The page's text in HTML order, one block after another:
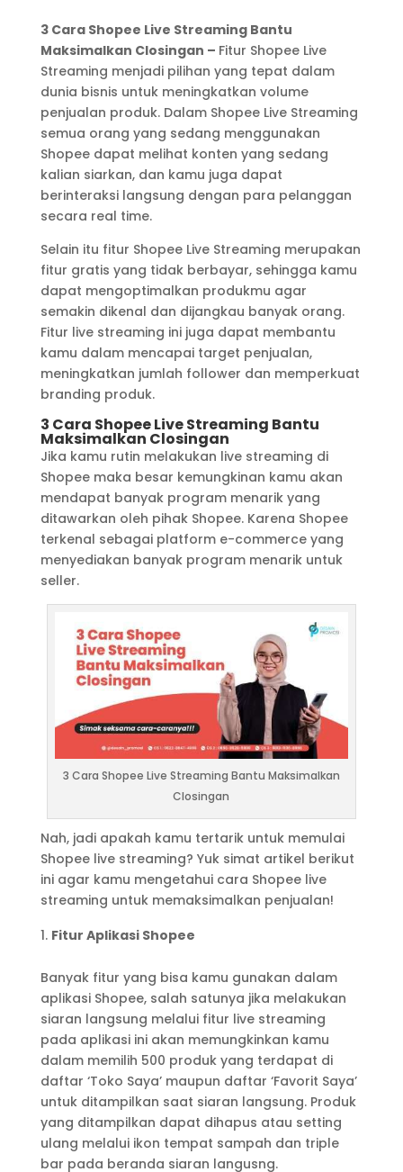
3 Cara Shopee Live Streaming Bantu
Maksimalkan Closingan – Fitur Shopee Live
Streaming menjadi pilihan yang tepat dalam
dunia bisnis untuk meningkatkan volume
penjualan produk. Dalam Shopee Live Streaming
semua orang yang sedang menggunakan
Shopee dapat melihat konten yang sedang
kalian siarkan, dan kamu juga dapat
berinteraksi langsung dengan para pelanggan
secara real time.
Selain itu fitur Shopee Live Streaming merupakan
fitur gratis yang tidak berbayar, sehingga kamu
dapat mengoptimalkan produkmu agar
semakin dikenal dan dijangkau banyak orang.
Fitur live streaming ini juga dapat membantu
kamu dalam mencapai target penjualan,
meningkatkan jumlah follower dan memperkuat
branding produk.
3 Cara Shopee Live Streaming Bantu
Maksimalkan Closingan
Jika kamu rutin melakukan live streaming di
Shopee maka besar kemungkinan kamu akan
mendapat banyak program menarik yang
ditawarkan oleh pihak Shopee. Karena Shopee
terkenal sebagai platform e-commerce yang
menyediakan banyak program menarik untuk
seller.
3 Cara Shopee Live Streaming Bantu Maksimalkan
Closingan
Nah, jadi apakah kamu tertarik untuk memulai
Shopee live streaming? Yuk simat artikel berikut
ini agar kamu mengetahui cara Shopee live
streaming untuk memaksimalkan penjualan!
Fitur Aplikasi Shopee
Banyak fitur yang bisa kamu gunakan dalam
aplikasi Shopee, salah satunya jika melakukan
siaran langsung melalui fitur live streaming
pada aplikasi ini akan memungkinkan kamu
dalam memilih 500 produk yang terdapat di
daftar ‘Toko Saya’ maupun daftar ‘Favorit Saya’
untuk ditampilkan saat siaran langsung. Produk
yang ditampilkan dapat dihapus atau setting
ulang melalui ikon tempat sampah dan triple
bar pada beranda siaran langusng.